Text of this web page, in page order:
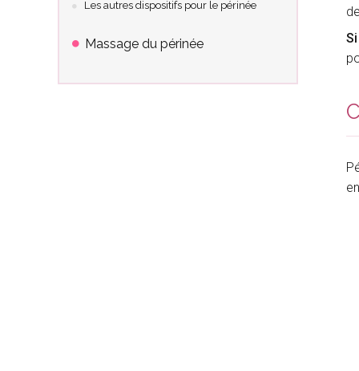
Les autres dispositifs pour le périnée
Massage du périnée